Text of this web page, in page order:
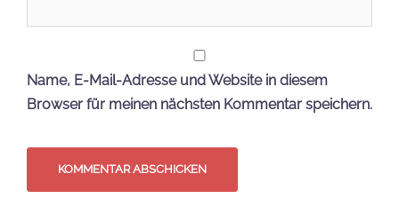
Name, E-Mail-Adresse und Website in diesem
Browser für meinen nächsten Kommentar speichern.